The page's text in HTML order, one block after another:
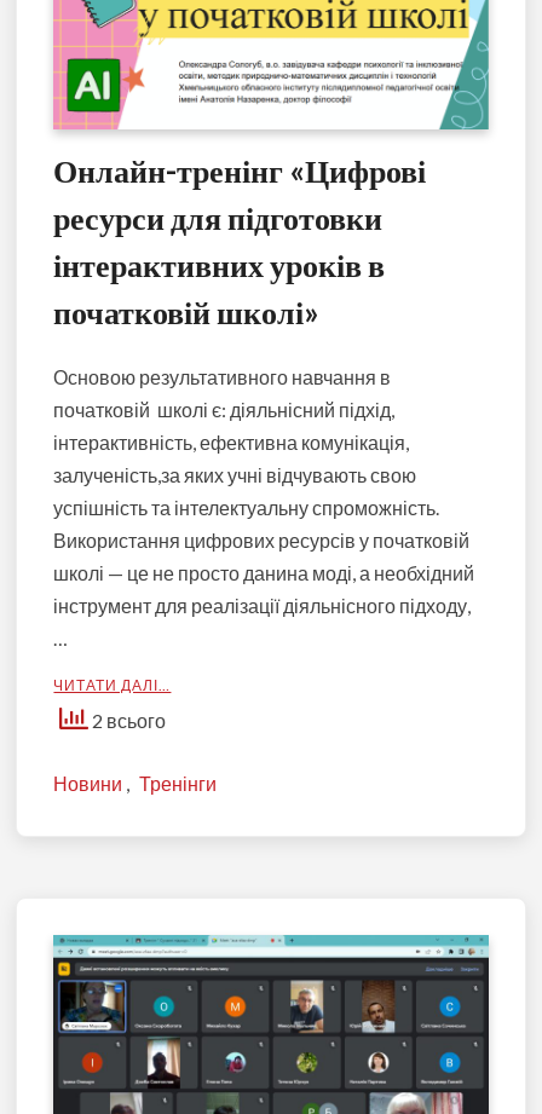
Онлайн-тренінг «Цифрові
ресурси для підготовки
інтерактивних уроків в
початковій школі»
Основою результативного навчання в
початковій школі є: діяльнісний підхід,
інтерактивність, ефективна комунікація,
залученість,за яких учні відчувають свою
успішність та інтелектуальну спроможність.
Використання цифрових ресурсів у початковій
школі — це не просто данина моді, а необхідний
інструмент для реалізації діяльнісного підходу,
ЧИТАТИ ДАЛІ…
2 всього
Новини , Тренінги